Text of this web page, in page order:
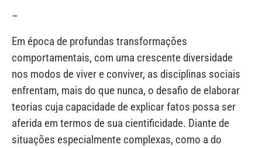
–
Em época de profundas transformações
comportamentais, com uma crescente diversidade
nos modos de viver e conviver, as disciplinas sociais
enfrentam, mais do que nunca, o desafio de elaborar
teorias cuja capacidade de explicar fatos possa ser
aferida em termos de sua cientificidade. Diante de
situações especialmente complexas, como a do